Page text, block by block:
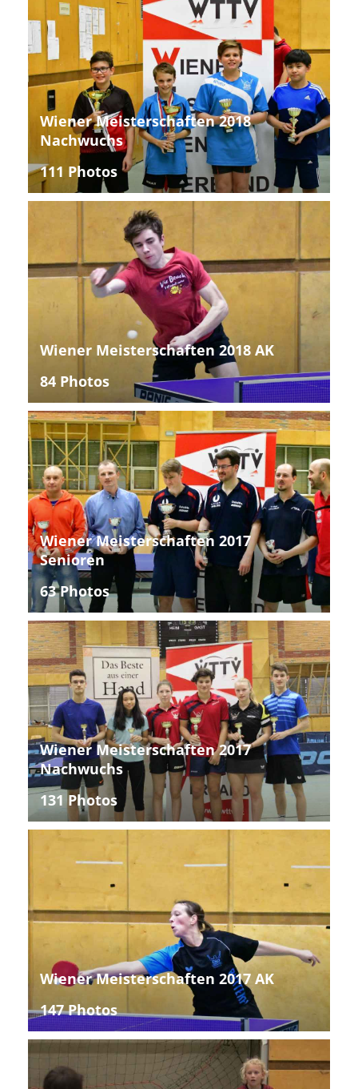
Wiener Meisterschaften 2018
Nachwuchs
111 Photos
Wiener Meisterschaften 2018 AK
84 Photos
Wiener Meisterschaften 2017
Senioren
63 Photos
Wiener Meisterschaften 2017
Nachwuchs
131 Photos
Wiener Meisterschaften 2017 AK
147 Photos